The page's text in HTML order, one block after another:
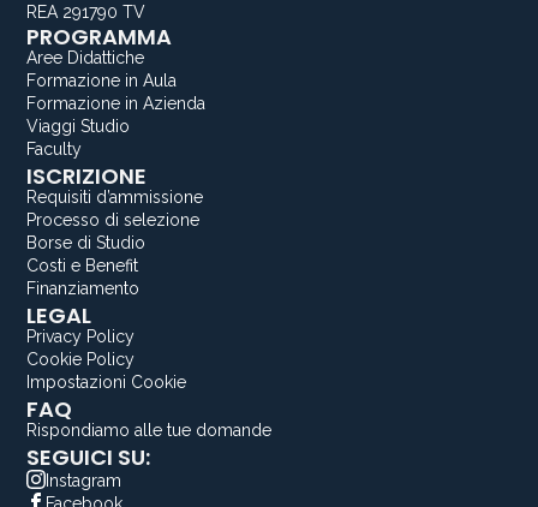
REA 291790 TV
PROGRAMMA
Aree Didattiche
Formazione in Aula
Formazione in Azienda
Viaggi Studio
Faculty
ISCRIZIONE
Requisiti d’ammissione
Processo di selezione
Borse di Studio
Costi e Benefit
Finanziamento
LEGAL
Privacy Policy
Cookie Policy
Impostazioni Cookie
FAQ
Rispondiamo alle tue domande
SEGUICI SU:
Instagram